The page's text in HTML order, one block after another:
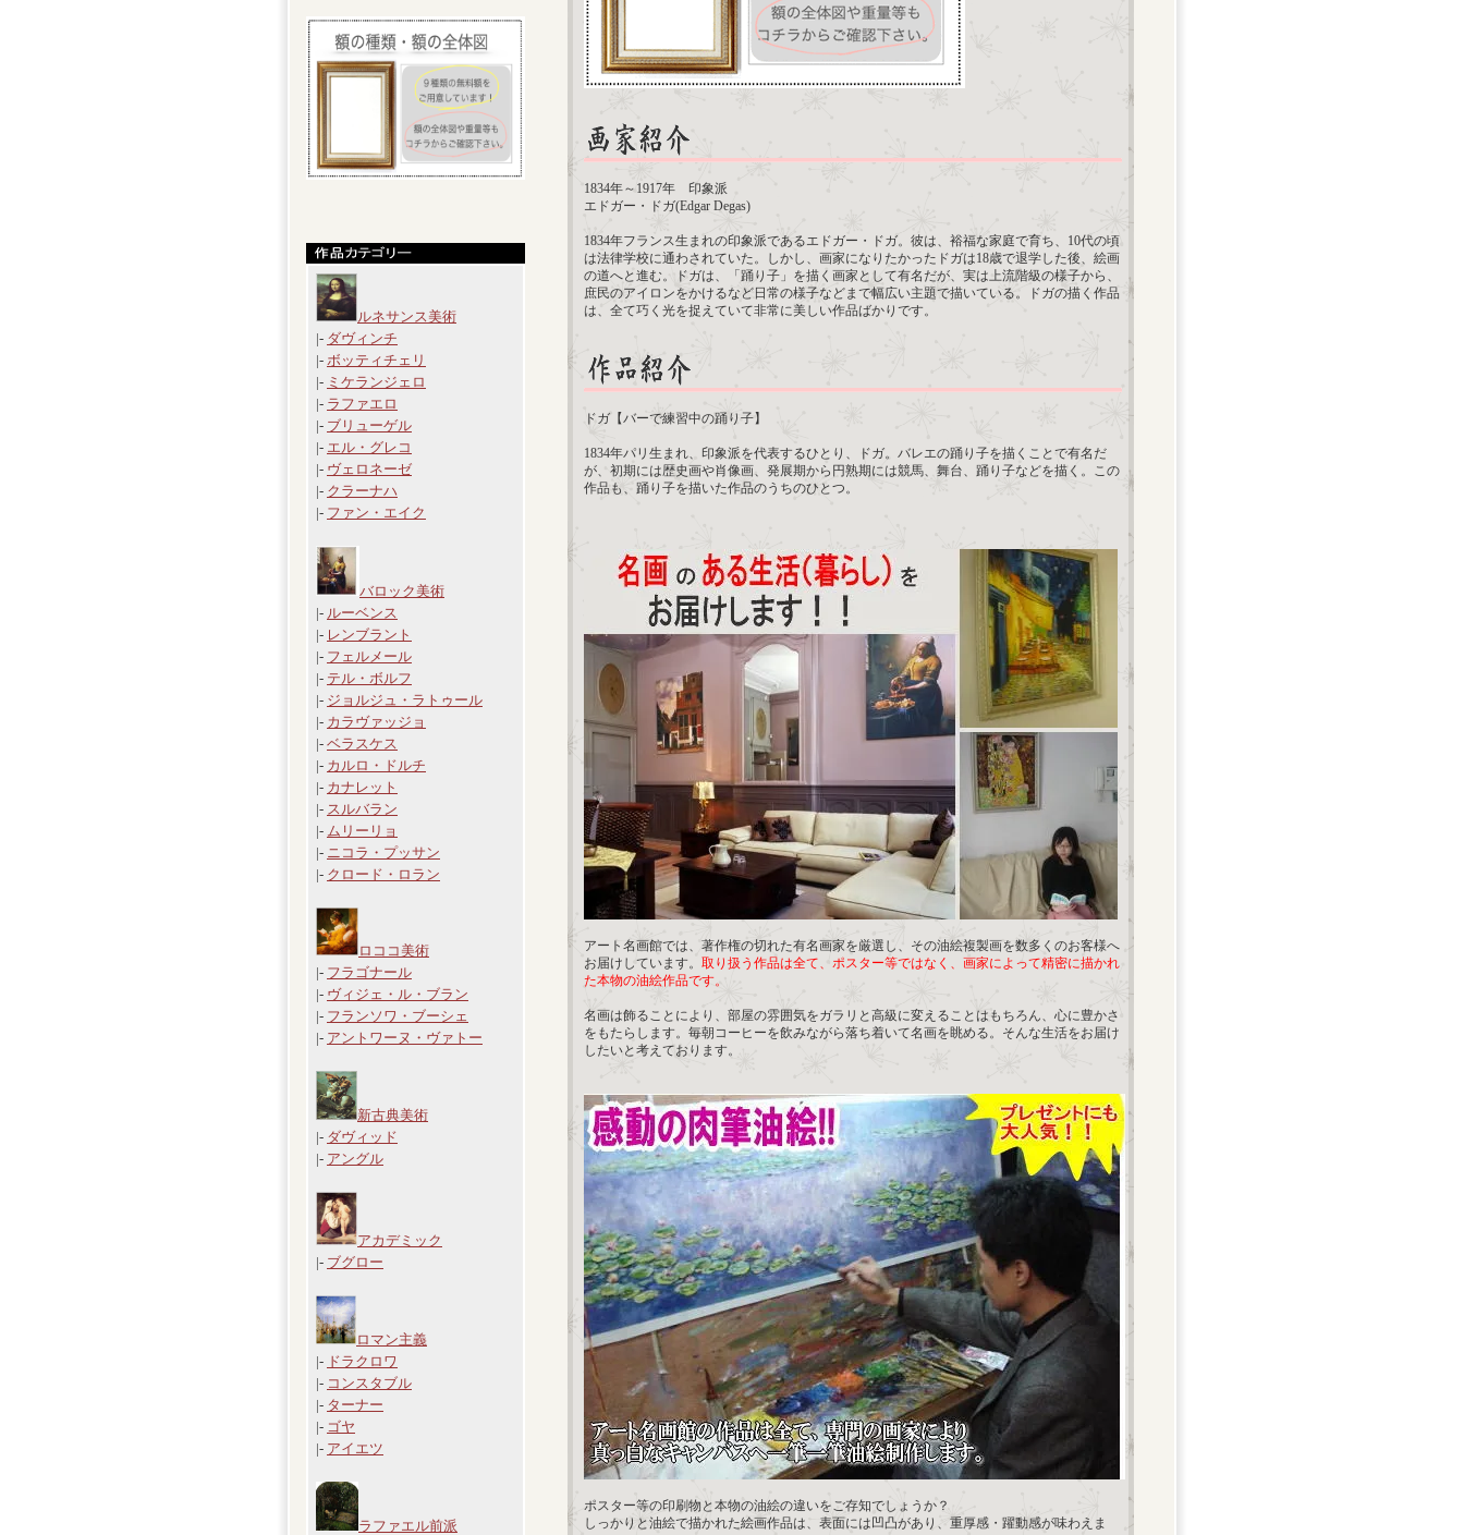
ルネサンス美術
|- ダヴィンチ
|- ボッティチェリ
|- ミケランジェロ
|- ラファエロ
|- ブリューゲル
|- エル・グレコ
|- ヴェロネーゼ
|- クラーナハ
|- ファン・エイク
バロック美術
|- ルーベンス
|- レンブラント
|- フェルメール
|- テル・ボルフ
|- ジョルジュ・ラトゥール
|- カラヴァッジョ
|- ベラスケス
|- カルロ・ドルチ
|- カナレット
|- スルバラン
|- ムリーリョ
|- ニコラ・プッサン
|- クロード・ロラン
ロココ美術
|- フラゴナール
|- ヴィジェ・ル・ブラン
|- フランソワ・ブーシェ
|- アントワーヌ・ヴァトー
新古典美術
|- ダヴィッド
|- アングル
アカデミック
|- ブグロー
ロマン主義
|- ドラクロワ
|- コンスタブル
|- ターナー
|- ゴヤ
|- アイエツ
ラファエル前派
1834年～1917年 印象派
エドガー・ドガ(Edgar Degas)
1834年フランス生まれの印象派であるエドガー・ドガ。彼は、裕福な家庭で育ち、10代の頃
は法律学校に通わされていた。しかし、画家になりたかったドガは18歳で退学した後、絵画
の道へと進む。ドガは、「踊り子」を描く画家として有名だが、実は上流階級の様子から、
庶民のアイロンをかけるなど日常の様子などまで幅広い主題で描いている。ドガの描く作品
は、全て巧く光を捉えていて非常に美しい作品ばかりです。
ドガ【バーで練習中の踊り子】
1834年パリ生まれ、印象派を代表するひとり、ドガ。バレエの踊り子を描くことで有名だ
が、初期には歴史画や肖像画、発展期から円熟期には競馬、舞台、踊り子などを描く。この
作品も、踊り子を描いた作品のうちのひとつ。
アート名画館では、著作権の切れた有名画家を厳選し、その油絵複製画を数多くのお客様へ
お届けしています。 取り扱う作品は全て、ポスター等ではなく、画家によって精密に描かれ
た本物の油絵作品です。
名画は飾ることにより、部屋の雰囲気をガラリと高級に変えることはもちろん、心に豊かさ
をもたらします。毎朝コーヒーを飲みながら落ち着いて名画を眺める。そんな生活をお届け
したいと考えております。
ポスター等の印刷物と本物の油絵の違いをご存知でしょうか？
しっかりと油絵で描かれた絵画作品は、表面には凹凸があり、重厚感・躍動感が味わえま